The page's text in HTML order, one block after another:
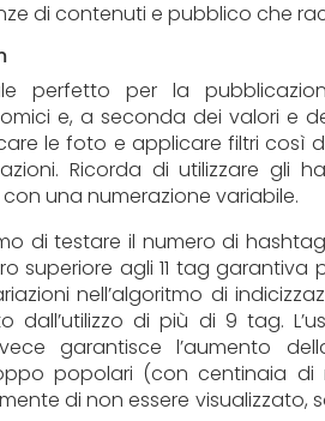
di contenuti e pubblico che
perfetto per la
e, a seconda dei valori e
le foto e applicare filtri così
Ricorda di utilizzare gli
una numerazione variabile.
di testare il numero di
superiore agli 11 tag garantiva
nell’algoritmo di
dall’utilizzo di più di 9 tag.
garantisce l’aumento
popolari (con centinaia di
di non essere visualizzato,